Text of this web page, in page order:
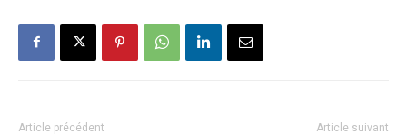
Article précédent Article suivant